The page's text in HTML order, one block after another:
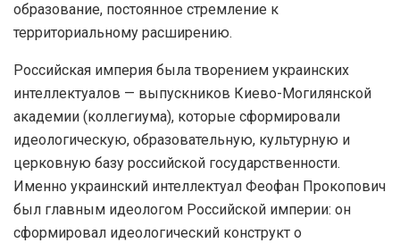
образование, постоянное стремление к
территориальному расширению.
Российская империя была творением украинских
интеллектуалов — выпускников Киево-Могилянской
академии (коллегиума), которые сформировали
идеологическую, образовательную, культурную и
церковную базу российской государственности.
Именно украинский интеллектуал Феофан Прокопович
был главным идеологом Российской империи: он
сформировал идеологический конструкт о